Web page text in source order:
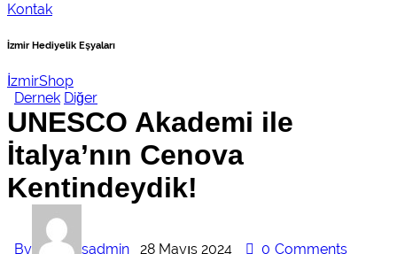
Kontak
İzmir Hediyelik Eşyaları
İzmirShop
Dernek Diğer
UNESCO Akademi ile
İtalya’nın Cenova
Kentindeydik!
By sadmin 28 Mayıs 2024 0 Comments